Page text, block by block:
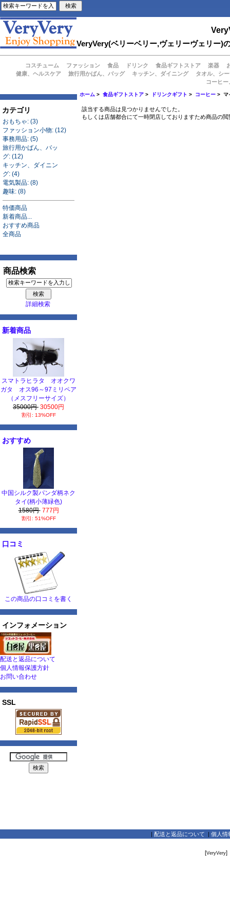
VeryVery(ベリーベリー,ヴェリーヴェリー)
コスチューム ファッション 食品 ドリンク 食品ギフトストア 楽器
健康、ヘルスケア
旅行用かばん、バッグ キッチン、ダイニング
タオル、シ
コーヒ
カテゴリ
おもちゃ: (3)
ファッション小物: (12)
事務用品: (5)
旅行用かばん、バッ
グ: (12)
キッチン、ダイニン
グ: (4)
電気製品: (8)
趣味: (8)
特価商品
新着商品...
おすすめ商品
全商品
商品検索
詳細検索
新着商品
スマトラヒラタ オオクワ
ガタ オス96～97ミリペア
（メスフリーサイズ）
35000円 30500円
割引: 13%OFF
おすすめ
中国シルク製パンダ柄ネク
タイ(柄小薄緑色)
1580円 777円
割引: 51%OFF
口コミ
この商品の口コミを書く
インフォメーション
配送と返品について
個人情報保護方針
お問い合わせ
SSL
ホーム >食品ギフトストア > ドリンクギフト > コーヒー > マ
該当する商品は見つかりませんでした。
もしくは店舗都合にて一時閉店しておりますため商品の
| 配送と返品について | 個人情
[VeryVery]